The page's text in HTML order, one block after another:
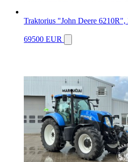
Traktorius "John Deere
69500 EUR